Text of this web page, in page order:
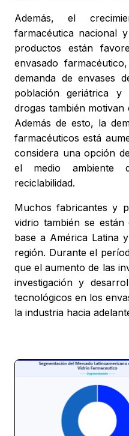
Además, el
farmacéutica nacional
productos están
envasado
demanda de envases
población geriátrica
drogas también
Además de esto, la
farmacéuticos está
considera una opción
el medio ambiente
reciclabilidad.
Muchos fabricantes y
vidrio también se
base a América Latina
región. Durante el
que el aumento de las
investigación y
tecnológicos en los
la industria hacia